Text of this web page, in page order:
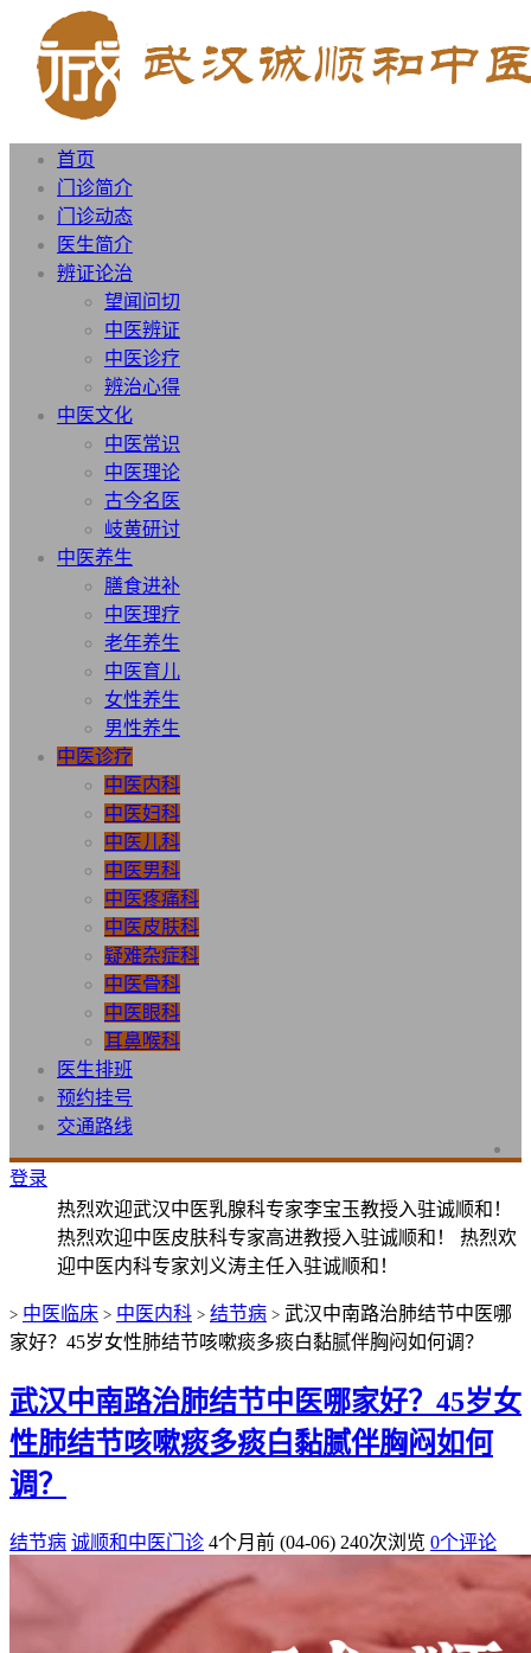
首页
门诊简介
门诊动态
医生简介
辨证论治
望闻问切
中医辨证
中医诊疗
辨治心得
中医文化
中医常识
中医理论
古今名医
岐黄研讨
中医养生
膳食进补
中医理疗
老年养生
中医育儿
女性养生
男性养生
中医诊疗
中医内科
中医妇科
中医儿科
中医男科
中医疼痛科
中医皮肤科
疑难杂症科
中医骨科
中医眼科
耳鼻喉科
医生排班
预约挂号
交通路线
登录
热烈欢迎武汉中医乳腺科专家李宝玉教授入驻诚顺和！
热烈欢迎中医皮肤科专家高进教授入驻诚顺和！ 热烈欢
迎中医内科专家刘义涛主任入驻诚顺和！
> 中医临床 > 中医内科 > 结节病 > 武汉中南路治肺结节中医哪
家好？45岁女性肺结节咳嗽痰多痰白黏腻伴胸闷如何调？
武汉中南路治肺结节中医哪家好？45岁女
性肺结节咳嗽痰多痰白黏腻伴胸闷如何
调？
结节病 诚顺和中医门诊 4个月前 (04-06) 240次浏览 0个评论